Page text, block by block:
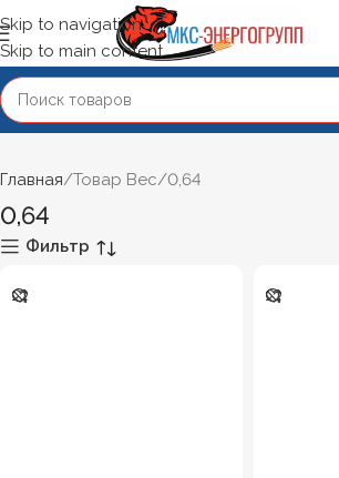
Skip to navigation
Skip to main content
Главная Товар Вес 0,64
0,64
Фильтр